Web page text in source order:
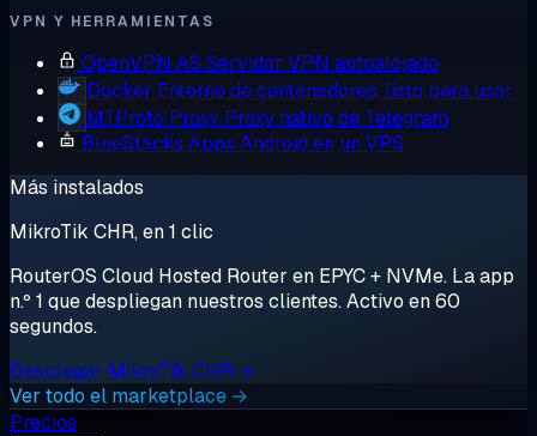
VPN Y HERRAMIENTAS
OpenVPN AS Servidor VPN autoalojado
Docker Entorno de contenedores, listo para usar
MTProto Proxy Proxy nativo de Telegram
BlueStacks Apps Android en un VPS
Más instalados
MikroTik CHR, en 1 clic
RouterOS Cloud Hosted Router en EPYC + NVMe. La app
n.º 1 que despliegan nuestros clientes. Activo en 60
segundos.
Desplegar MikroTik CHR →
Ver todo el marketplace →
Precios